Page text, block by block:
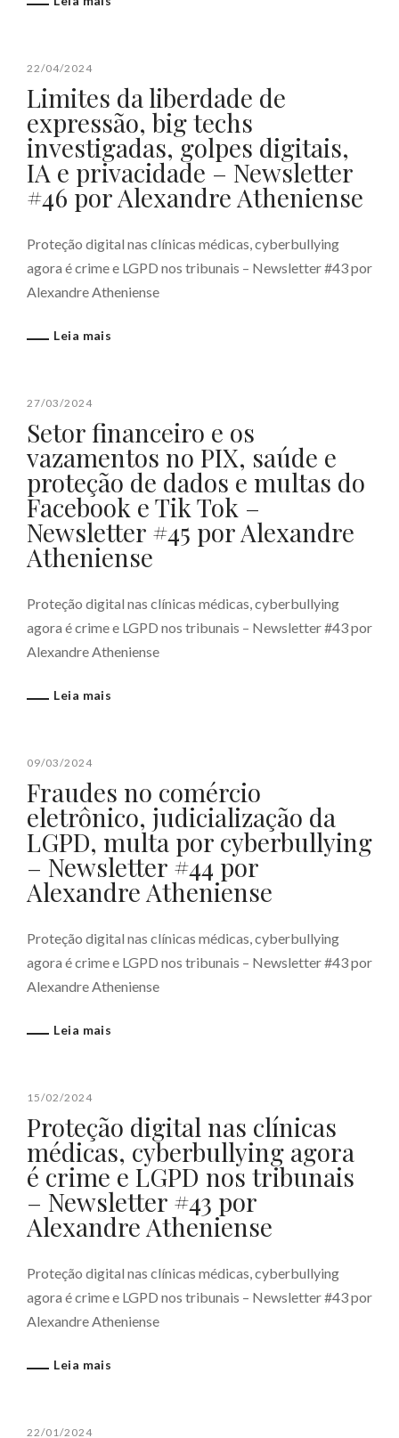
22/04/2024
Limites da liberdade de
expressão, big techs
investigadas, golpes digitais,
IA e privacidade – Newsletter
#46 por Alexandre Atheniense
Proteção digital nas clínicas médicas, cyberbullying
agora é crime e LGPD nos tribunais – Newsletter #43 por
Alexandre Atheniense
Leia mais
27/03/2024
Setor financeiro e os
vazamentos no PIX, saúde e
proteção de dados e multas do
Facebook e Tik Tok –
Newsletter #45 por Alexandre
Atheniense
Proteção digital nas clínicas médicas, cyberbullying
agora é crime e LGPD nos tribunais – Newsletter #43 por
Alexandre Atheniense
Leia mais
09/03/2024
Fraudes no comércio
eletrônico, judicialização da
LGPD, multa por cyberbullying
– Newsletter #44 por
Alexandre Atheniense
Proteção digital nas clínicas médicas, cyberbullying
agora é crime e LGPD nos tribunais – Newsletter #43 por
Alexandre Atheniense
Leia mais
15/02/2024
Proteção digital nas clínicas
médicas, cyberbullying agora
é crime e LGPD nos tribunais
– Newsletter #43 por
Alexandre Atheniense
Proteção digital nas clínicas médicas, cyberbullying
agora é crime e LGPD nos tribunais – Newsletter #43 por
Alexandre Atheniense
Leia mais
22/01/2024